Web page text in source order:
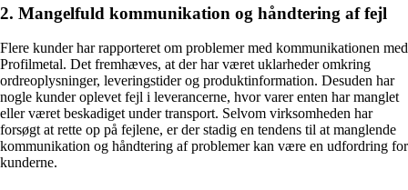
2. Mangelfuld kommunikation og håndtering af fejl
Flere kunder har rapporteret om problemer med kommunikationen med
Profilmetal. Det fremhæves, at der har været uklarheder omkring
ordreoplysninger, leveringstider og produktinformation. Desuden har
nogle kunder oplevet fejl i leverancerne, hvor varer enten har manglet
eller været beskadiget under transport. Selvom virksomheden har
forsøgt at rette op på fejlene, er der stadig en tendens til at manglende
kommunikation og håndtering af problemer kan være en udfordring for
kunderne.